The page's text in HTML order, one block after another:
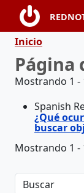
Pasar al
Ruta de
Inicio
Página
Mostrando 1 -
Spanish
¿Qué
buscar
Mostrando 1 -